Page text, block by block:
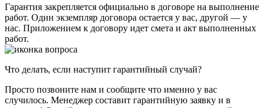
Гарантия закрепляется официально в договоре на выполнение
работ. Один экземпляр договора остается у вас, другой — у
нас. Приложением к договору идет смета и акт выполненных
работ.
Что делать, если наступит гарантийный случай?
Просто позвоните нам и сообщите что именно у вас
случилось. Менеджер составит гарантийную заявку и в